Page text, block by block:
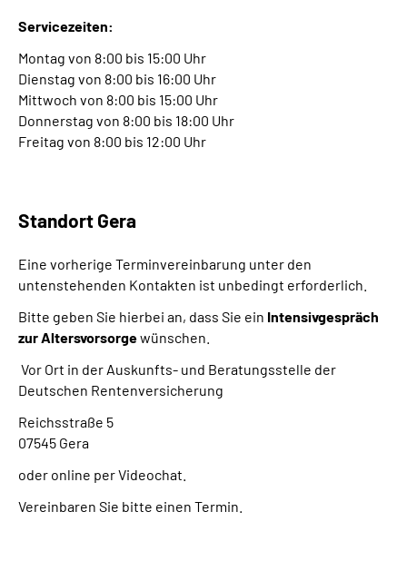
Servicezeiten:
Montag von 8:00 bis 15:00 Uhr
Dienstag von 8:00 bis 16:00 Uhr
Mittwoch von 8:00 bis 15:00 Uhr
Donnerstag von 8:00 bis 18:00 Uhr
Freitag von 8:00 bis 12:00 Uhr
Standort Gera
Eine vorherige Terminvereinbarung unter den
untenstehenden Kontakten ist unbedingt erforderlich.
Bitte geben Sie hierbei an, dass Sie ein Intensivgespräch
zur Altersvorsorgewünschen.
Vor Ort in der Auskunfts- und Beratungsstelle der
Deutschen Rentenversicherung
Reichsstraße 5
07545 Gera
oder online per Videochat.
Vereinbaren Sie bitte einen Termin.